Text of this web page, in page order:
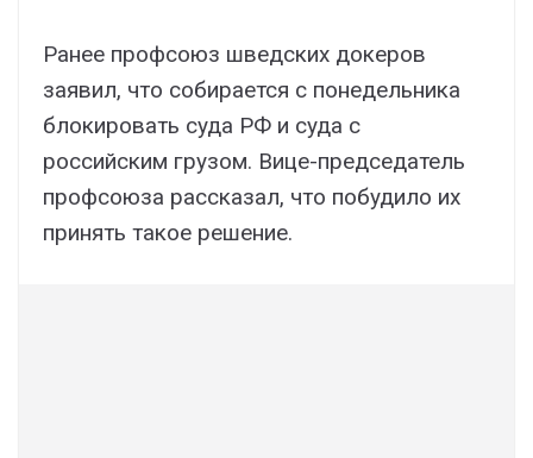
Ранее профсоюз шведских докеров
заявил, что собирается с понедельника
блокировать суда РФ и суда с
российским грузом. Вице-председатель
профсоюза рассказал, что побудило их
принять такое решение.